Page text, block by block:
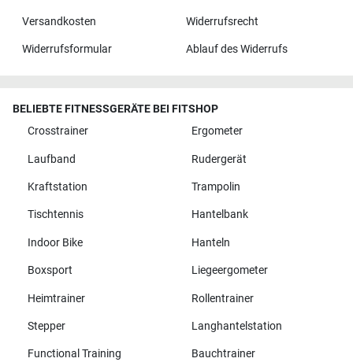
Versandkosten Widerrufsrecht
Widerrufsformular Ablauf des Widerrufs
BELIEBTE FITNESSGERÄTE BEI FITSHOP
Crosstrainer
Ergometer
Laufband Rudergerät
Kraftstation Trampolin
Tischtennis Hantelbank
Indoor Bike Hanteln
Boxsport Liegeergometer
Heimtrainer Rollentrainer
Stepper Langhantelstation
Functional Training Bauchtrainer